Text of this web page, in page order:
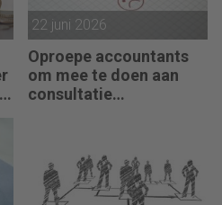
22 juni 2026
Oproepe accountants
om mee te doen aan
consultatie